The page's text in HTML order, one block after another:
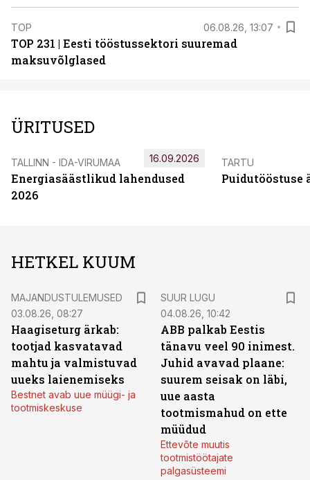
TOP 06.08.26, 13:07
TOP 231 | Eesti tööstussektori suuremad
maksuvõlglased
ÜRITUSED
TALLINN - IDA-VIRUMAA
Energiasäästlikud lahendused
2026
16.09.2026 TARTU
Puidutööstuse
HETKEL KUUM
MAJANDUSTULEMUSED
03.08.26, 08:27
Haagiseturg ärkab:
tootjad kasvatavad
mahtu ja valmistuvad
uueks laienemiseks
Bestnet avab uue müügi- ja
tootmiskeskuse
SUUR LUGU
04.08.26, 10:42
ABB palkab Eestis
tänavu veel 90 inimest.
Juhid avavad plaane:
suurem seisak on läbi,
uue aasta
tootmismahud on ette
müüdud
Ettevõte muutis
tootmistöötajate
palgasüsteemi